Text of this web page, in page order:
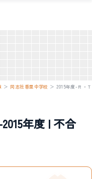
＞ 同志社香里中学校 ＞2015年度-Ｒ・Ｔ
年度 | 不合